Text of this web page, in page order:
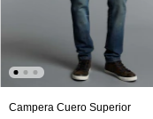
Campera Cuero Superior